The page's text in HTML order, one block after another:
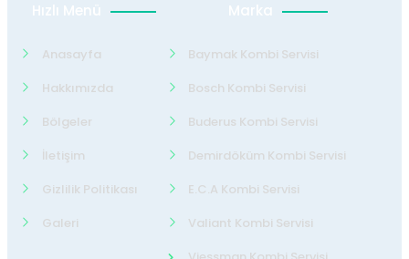
Hızlı Menü
Anasayfa
Hakkımızda
Bölgeler
İletişim
Gizlilik Politikası
Galeri
Marka
Baymak Kombi Servisi
Bosch Kombi Servisi
Buderus Kombi Servisi
Demirdöküm Kombi Servisi
E.C.A Kombi Servisi
Valiant Kombi Servisi